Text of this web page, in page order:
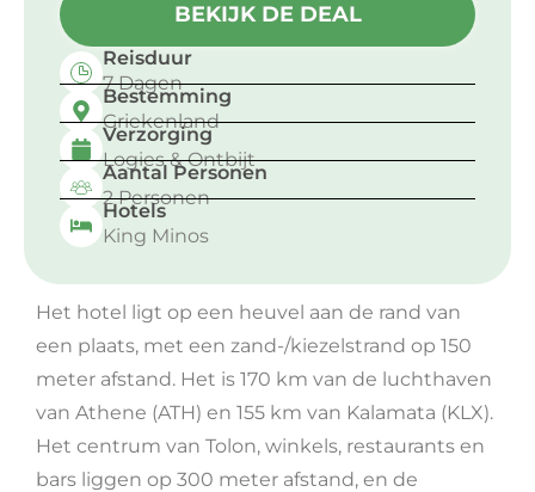
BEKIJK DE DEAL
Reisduur
7 Dagen
Bestemming
Griekenland
Verzorging
Logies & Ontbijt
Aantal Personen
2 Personen
Hotels
King Minos
Het hotel ligt op een heuvel aan de rand van
een plaats, met een zand-/kiezelstrand op 150
meter afstand. Het is 170 km van de luchthaven
van Athene (ATH) en 155 km van Kalamata (KLX).
Het centrum van Tolon, winkels, restaurants en
bars liggen op 300 meter afstand, en de